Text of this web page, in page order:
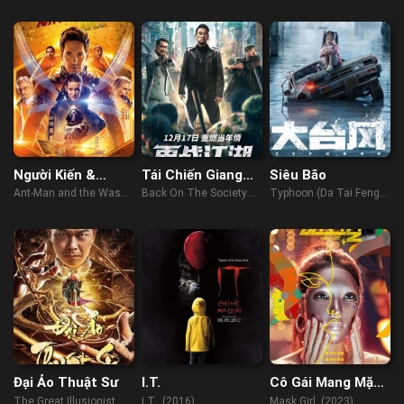
Người Kiến &
Chiến Binh Ong
Ant-Man and the Wasp
Tái Chiến Giang
Hồ
Back On The Society
Siêu Bão
Typhoon (Da Tai Feng)
Đại Ảo Thuật Sư
The Great Illusionist
I.T.
I.T. (2016)
Cô Gái Mang Mặt
Nạ
Mask Girl (2023)